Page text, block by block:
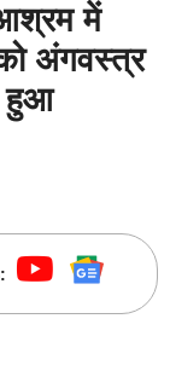
में
अंगवस्त्र
हुआ